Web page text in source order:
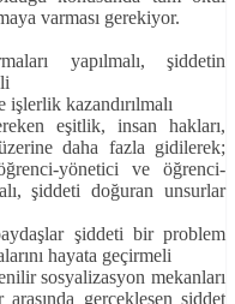
varması gerekiyor.
yapılmalı, şiddetin
kazandırılmalı
eşitlik, insan hakları,
daha fazla gidilerek;
yönetici ve öğrenci-
şiddeti doğuran unsurlar
şiddeti bir problem
hayata geçirmeli
sosyalizasyon mekanları
gerçekleşen şiddet